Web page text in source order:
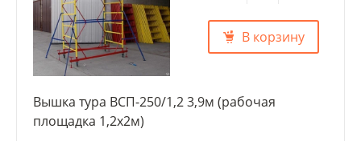
В корзину
Вышка тура ВСП-250/1,2 3,9м (рабочая
площадка 1,2х2м)